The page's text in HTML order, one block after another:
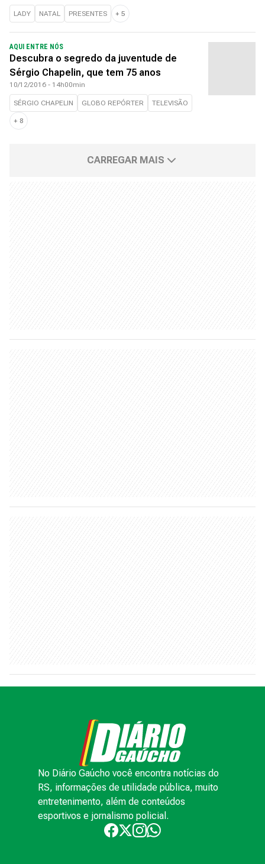
LADY NATAL PRESENTES + 5
AQUI ENTRE NÓS
Descubra o segredo da juventude de
Sérgio Chapelin, que tem 75 anos
10/12/2016 - 14h00min
SÉRGIO CHAPELIN GLOBO REPÓRTER TELEVISÃO
+ 8
CARREGAR MAIS
No Diário Gaúcho você encontra notícias do
RS, informações de utilidade pública, muito
entretenimento, além de conteúdos
esportivos e jornalismo policial.